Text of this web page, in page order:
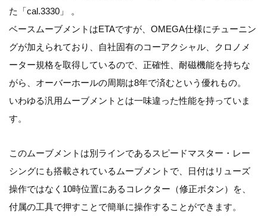
た「cal.3330」 。
ベースムーブメントはETAですが、OMEGA仕様にチューニン
グが加えられており、自社固有のコーアクシャル、クロノメ
ーター規格を取得しているので、正確性、耐磁機能を持ちな
がら、オーバーホールの周期は8年で済むという優れもの。
いわゆる汎用ムーブメントとは一味違った性能を持っていま
す。
このムーブメントは別ラインであるスピードマスター・レー
シングにも搭載されているムーブメントで、日付はリューズ
操作ではなく10時位置にあるコレクター（修正ボタン）を、
付属の工具で押すことで簡単に操作することができます。